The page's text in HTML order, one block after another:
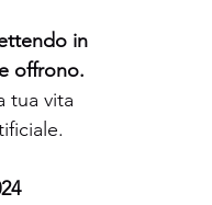
in
offrono.
tua vita